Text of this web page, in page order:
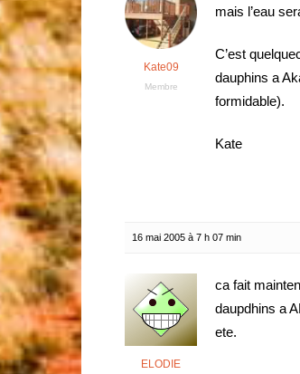
Kate09
Membre
mais l’eau
C’est
dauphins a
formidable).
Kate
16 mai 2005 à 7 h 07 min
ELODIE
ca fait
daupdhins a
ete.